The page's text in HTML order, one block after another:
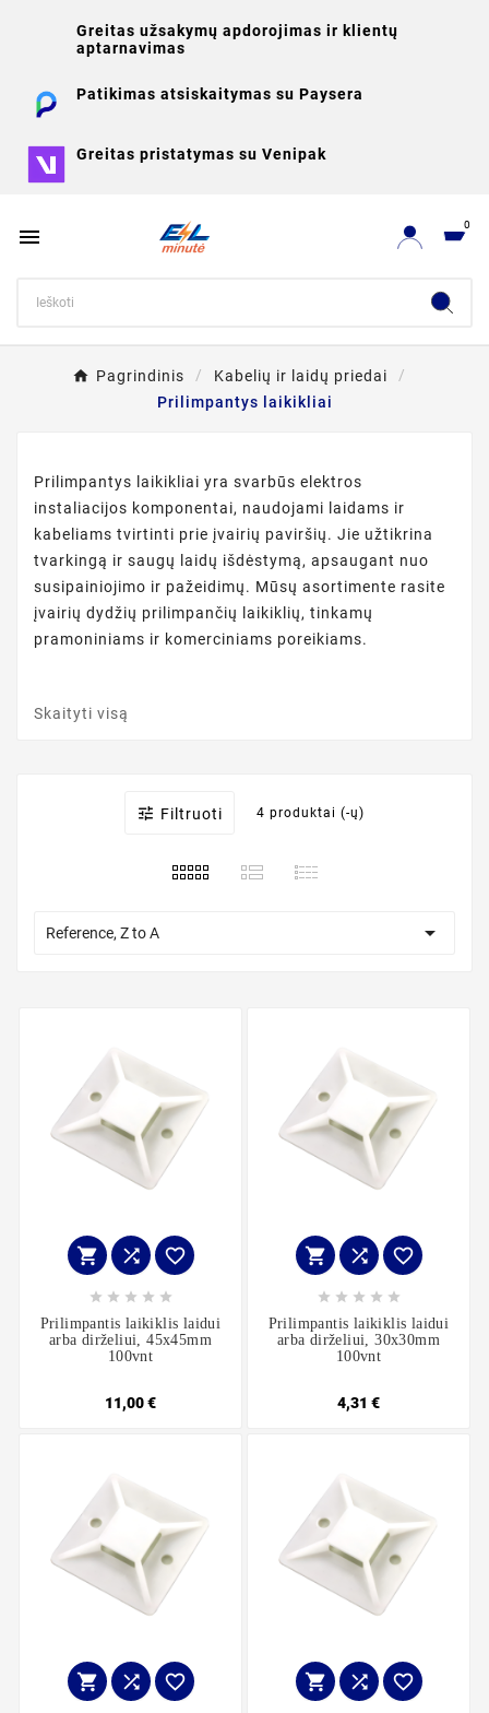
Greitas užsakymų apdorojimas ir klientų
aptarnavimas
Patikimas atsiskaitymas su Paysera
Greitas pristatymas su Venipak
 0
Pagrindinis
Kabelių ir laidų priedai
Prilimpantys laikikliai
Prilimpantys laikikliai yra svarbūs elektros
instaliacijos komponentai, naudojami laidams ir
kabeliams tvirtinti prie įvairių paviršių. Jie užtikrina
tvarkingą ir saugų laidų išdėstymą, apsaugant nuo
susipainiojimo ir pažeidimų. Mūsų asortimente rasite
įvairių dydžių prilimpančių laikiklių, tinkamų
pramoniniams ir komerciniams poreikiams.
Skaityti visą
 Filtruoti 4 produktai (-ų)
Reference, Z to A 
  
    
Prilimpantis laikiklis laidui
arba dirželiui, 45x45mm
100vnt
11,00 €
  
    
Prilimpantis laikiklis laidui
arba dirželiui, 30x30mm
100vnt
4,31 €
     